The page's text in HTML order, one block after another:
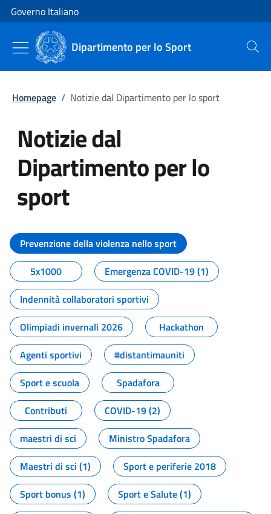
Vai al contenuto
Vai alla navigazione del sito
Governo Italiano
Dipartimento per lo Sport Cerca
Homepage / Notizie dal Dipartimento per lo sport
Notizie dal
Dipartimento per lo
sport
Tutti i contenuti della pagina
Prevenzione della violenza nello sport
5x1000
Emergenza COVID-19 (1)
Indennità collaboratori sportivi
Olimpiadi invernali 2026
Hackathon
Agenti sportivi
#distantimauniti
Sport e scuola
Spadafora
Contributi
COVID-19 (2)
maestri di sci
Ministro Spadafora
Maestri di sci (1)
Sport e periferie 2018
Sport bonus (1)
Sport e Salute (1)